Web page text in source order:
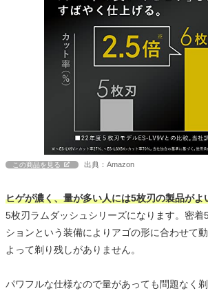
この商品を見る 出典：Amazon
ヒゲが濃く、量が多い人には5枚刃の製品がよ
5枚刃ラムダッシュシリーズになります。密着
ションという装備によりアゴの形に合わせて
よって剃り残しがありません。
パワフルな仕様なので量があっても問題なく